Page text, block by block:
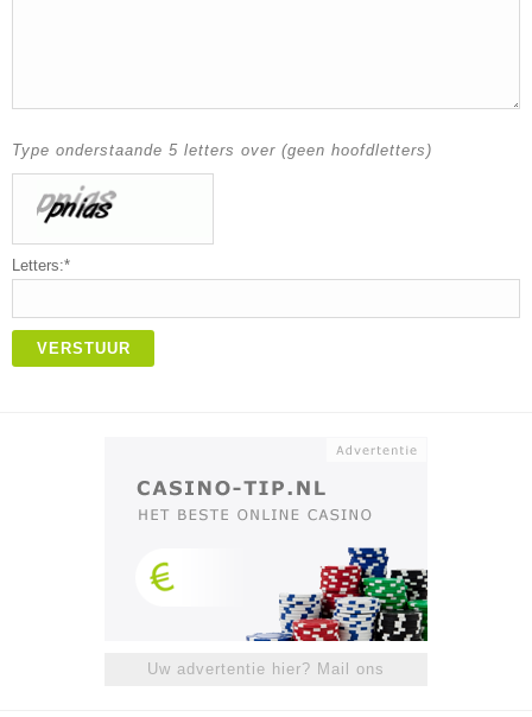
Type onderstaande 5 letters over (geen hoofdletters)
Letters:*
VERSTUUR
Uw advertentie hier? Mail ons